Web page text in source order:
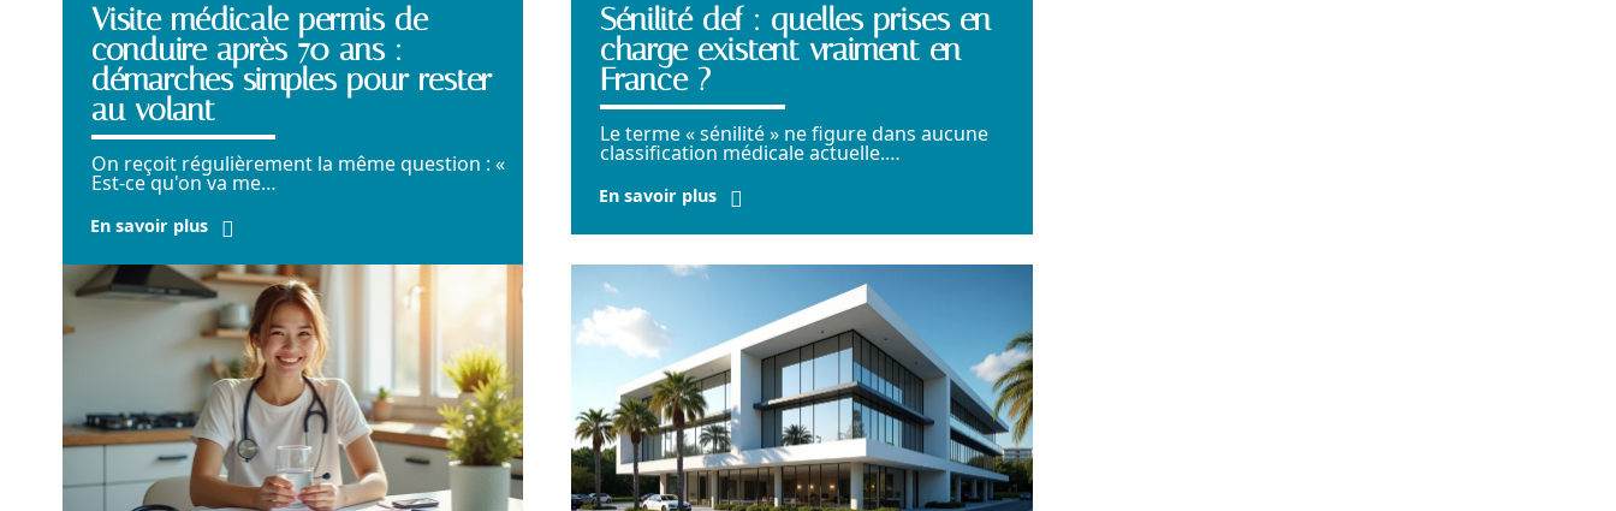
Visite médicale permis de
conduire après 70 ans :
démarches simples pour rester
au volant
On reçoit régulièrement la même question : «
Est-ce qu'on va me…
En savoir plus
Sénilité def : quelles prises en
charge existent vraiment en
France ?
Le terme « sénilité » ne figure dans aucune
classification médicale actuelle.…
En savoir plus